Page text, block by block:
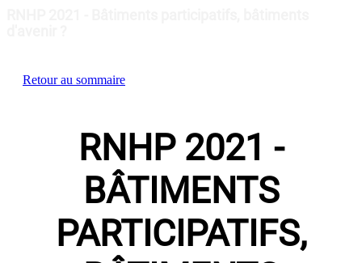
Retour au sommaire
RNHP 2021 -
BÂTIMENTS
PARTICIPATIFS,